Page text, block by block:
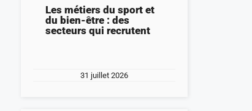
Les métiers du sport et
du bien-être : des
secteurs qui recrutent
31 juillet 2026